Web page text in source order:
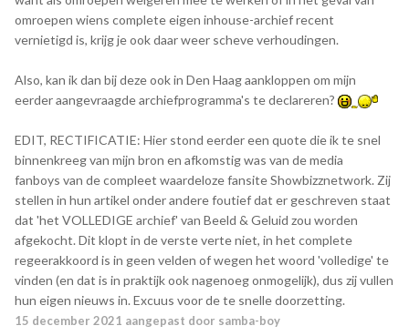
omroepen wiens complete eigen inhouse-archief recent
vernietigd is, krijg je ook daar weer scheve verhoudingen.
Also, kan ik dan bij deze ook in Den Haag aankloppen om mijn
eerder aangevraagde archiefprogramma's te declareren?
EDIT, RECTIFICATIE: Hier stond eerder een quote die ik te snel
binnenkreeg van mijn bron en afkomstig was van de media
fanboys van de compleet waardeloze fansite Showbizznetwork. Zij
stellen in hun artikel onder andere foutief dat er geschreven staat
dat 'het VOLLEDIGE archief' van Beeld & Geluid zou worden
afgekocht. Dit klopt in de verste verte niet, in het complete
regeerakkoord is in geen velden of wegen het woord 'volledige' te
vinden (en dat is in praktijk ook nagenoeg onmogelijk), dus zij vullen
hun eigen nieuws in. Excuus voor de te snelle doorzetting.
15 december 2021 aangepast door samba-boy